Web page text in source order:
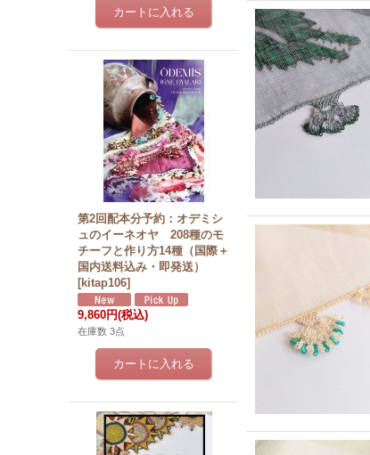
第2回配本分予約：オデミシ
ュのイーネオヤ 208種のモ
チーフと作り方14種（国際＋
国内送料込み・即発送）
[kitap106]
9,860円(税込)
在庫数 3点